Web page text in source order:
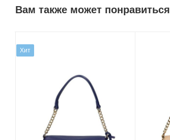
Вам также может понравиться
Хит